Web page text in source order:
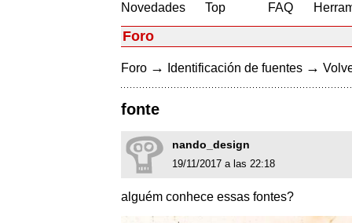
Novedades
Top
FAQ
Foro
Foro → Identificación de fuentes →
fonte
nando_design
19/11/2017 a las 22:18
alguém conhece essas fontes?